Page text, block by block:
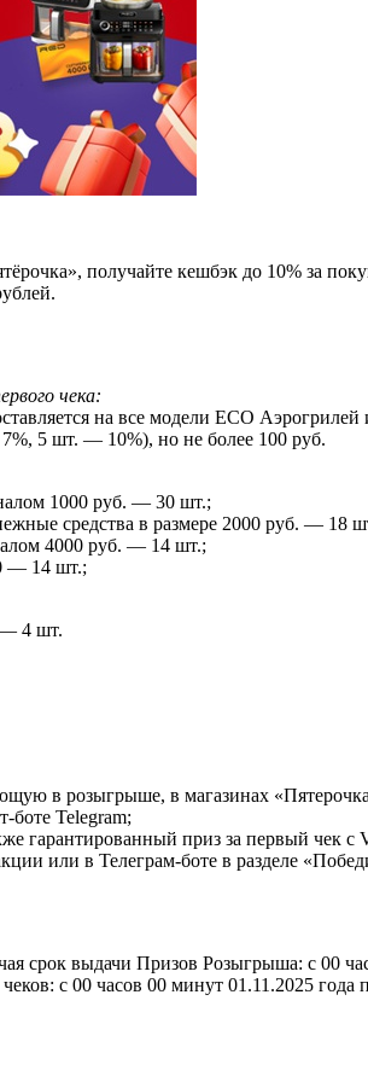
получайте кешбэк до 10% за
чека:
на все модели ECO
5 шт. — 10%), но не более 100 руб.
1000 руб. — 30 шт.;
средства в размере 2000 руб. — 18
4000 руб. — 14 шт.;
— 14 шт.;
4 шт.
в розыгрыше, в магазинах
боте Telegram;
гарантированный приз за первый чек
или в Телеграм-боте в разделе
срок выдачи Призов Розыгрыша: с 00
с 00 часов 00 минут 01.11.2025 года